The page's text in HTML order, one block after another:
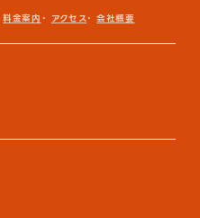
料金案内 アクセス 会社概要